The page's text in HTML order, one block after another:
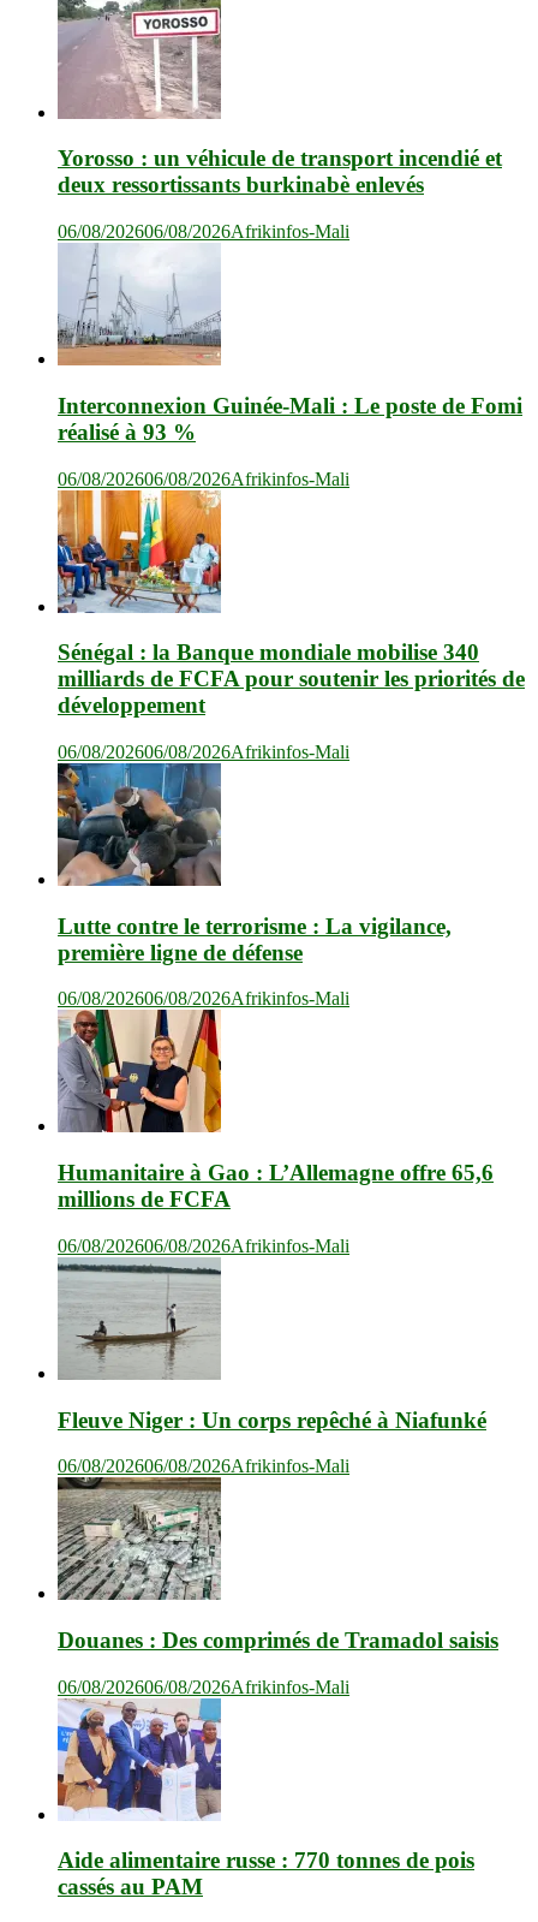
Yorosso : un véhicule de transport incendié et
deux ressortissants burkinabè enlevés
06/08/202606/08/2026Afrikinfos-Mali
Interconnexion Guinée-Mali : Le poste de Fomi
réalisé à 93 %
06/08/202606/08/2026Afrikinfos-Mali
Sénégal : la Banque mondiale mobilise 340
milliards de FCFA pour soutenir les priorités de
développement
06/08/202606/08/2026Afrikinfos-Mali
Lutte contre le terrorisme : La vigilance,
première ligne de défense
06/08/202606/08/2026Afrikinfos-Mali
Humanitaire à Gao : L’Allemagne offre 65,6
millions de FCFA
06/08/202606/08/2026Afrikinfos-Mali
Fleuve Niger : Un corps repêché à Niafunké
06/08/202606/08/2026Afrikinfos-Mali
Douanes : Des comprimés de Tramadol saisis
06/08/202606/08/2026Afrikinfos-Mali
Aide alimentaire russe : 770 tonnes de pois
cassés au PAM